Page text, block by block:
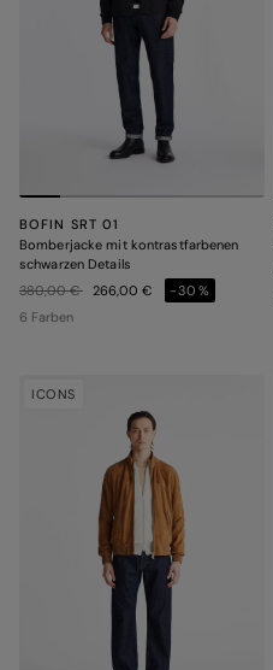
BOFIN SRT 01
Bomberjacke mit kontrastfarbenen
schwarzen Details
Preis reduziert von
380,00 €auf266,00 €
-30%
6 Farben
ICONS